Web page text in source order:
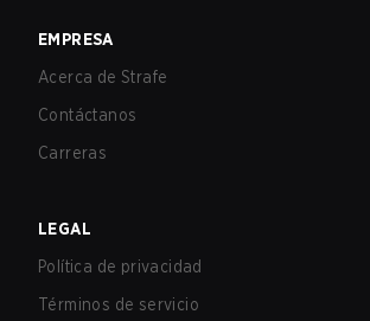
EMPRESA
Acerca de Strafe
Contáctanos
Carreras
LEGAL
Política de privacidad
Términos de servicio